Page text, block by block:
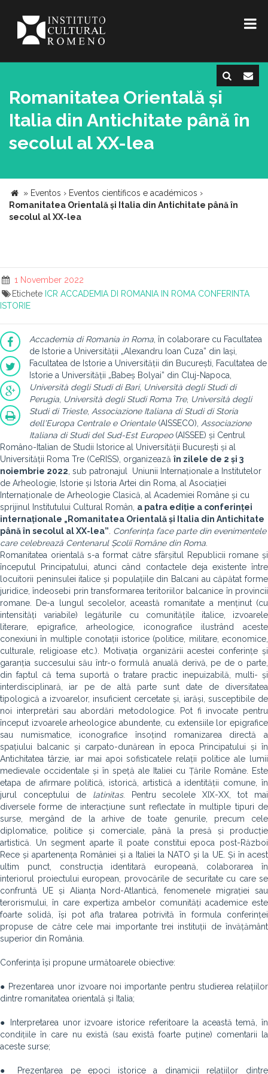
Romanitatea Orientală și
Italia din Antichitate până în
secolul al XX-lea
» Eventos › Eventos científicos e académicos ›
Romanitatea Orientală și Italia din Antichitate până în
secolul al XX-lea
1 November 2022
Etichete ICR ACCADEMIA DI ROMANIA IN ROMA CONFERINTA
ISTORIE
Accademia di Romania in Roma , în colaborare cu Facultatea
de Istorie a Universității „Alexandru Ioan Cuza” din Iași,
Facultatea de Istorie a Universității din București, Facultatea de
Istorie a Universității „Babeș Bolyai” din Cluj-Napoca,
Università degli Studi di Bari, Università degli Studi di
Perugia Università degli Studi Roma Tre, Università degli
Studi di Trieste, Associazione Italiana di Studi di Storia
dell'Europa Centrale e Orientale(AISSECO), Associazione
Italiana di Studi del Sud-Est Europeo(AISSEE) și Centrul
Româno-Italian de Studii Istorice al Universității București și al
Universității Roma Tre (CeRISS), organizează în zilele de 2 și 3
noiembrie 2022 , sub patronajul Uniunii Internaționale a Institutelor
de Arheologie, Istorie și Istoria Artei din Roma, al Asociației
Internaționale de Arheologie Clasică, al Academiei Române și cu
sprijinul Institutului Cultural Român, a patra ediție a conferinței
internaționale „Romanitatea Orientală și Italia din Antichitate
până în secolul al XX-lea” Conferința face parte din evenimentele
care celebrează Centenarul Școlii Române din Roma
Romanitatea orientală s-a format către sfârșitul Republicii romane și
începutul Principatului, atunci când contactele deja existente între
locuitorii peninsulei italice și populațiile din Balcani au căpătat forme
juridice, îndeosebi prin transformarea teritoriilor balcanice în provincii
romane. De-a lungul secolelor, această romanitate a menținut (cu
intensități variabile) legăturile cu comunitățile italice, izvoarele
literare, epigrafice, arheologice, iconografice ilustrând aceste
conexiuni în multiple conotații istorice (politice, militare, economice,
culturale, religioase etc.). Motivația organizării acestei conferințe și
garanția succesului său într-o formulă anuală derivă, pe de o parte,
din faptul că tema suportă o tratare practic inepuizabilă, multi- și
interdisciplinară, iar pe de altă parte sunt date de diversitatea
tipologică a izvoarelor, insuficient cercetate și, iarăși, susceptibile de
noi interpretări sau abordări metodologice. Pot fi invocate pentru
început izvoarele arheologice abundente, cu extensiile lor epigrafice
sau numismatice, iconografice însoțind romanizarea directă a
spațiului balcanic și carpato-dunărean în epoca Principatului și în
Antichitatea târzie, iar mai apoi sofisticatele relații politice ale lumii
medievale occidentale și în speță ale Italiei cu Țările Române. Este
etapa de afirmare politică, istorică, artistică a identității comune, în
jurul conceptului de latinitas. Pentru secolele XIX-XX, tot mai
diversele forme de interacțiune sunt reflectate în multiple tipuri de
surse, mergând de la arhive de toate genurile, precum cele
diplomatice, politice și comerciale, până la presă și producție
artistică. Un segment aparte îl poate constitui epoca post-Război
Rece și apartenența României și a Italiei la NATO şi la UE. Și în acest
ultim punct, construcția identitară europeană, colaborarea în
interiorul proiectului european, provocările de securitate cu care se
confruntă UE și Alianța Nord-Atlantică, fenomenele migrației sau
terorismului, în care expertiza ambelor comunități academice este
foarte solidă, își pot afla tratarea potrivită în formula conferinței
propuse de către cele mai importante trei instituții de învățământ
superior din România.
Conferința își propune următoarele obiective:
● Prezentarea unor izvoare noi importante pentru studierea relațiilor
dintre romanitatea orientală și Italia;
● Interpretarea unor izvoare istorice referitoare la această temă, în
condițiile în care nu există (sau există foarte puține) comentarii la
aceste surse;
● Prezentarea pe epoci istorice a dinamicii relațiilor dintre